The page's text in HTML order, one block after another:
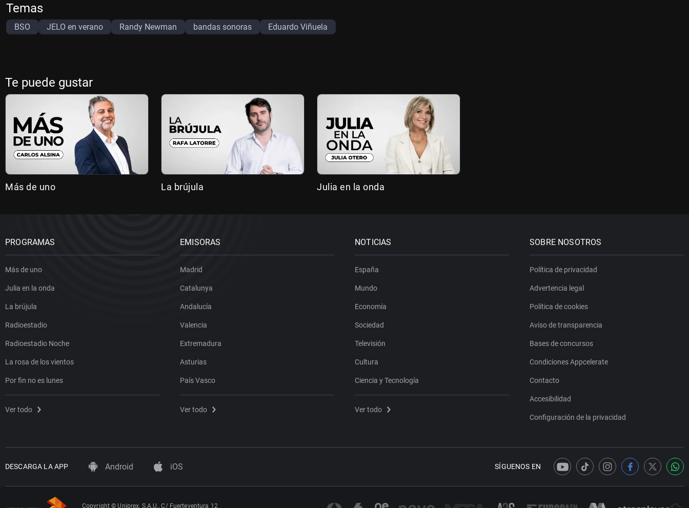
Temas
BSO JELO en verano Randy Newman bandas sonoras Eduardo Viñuela
Te puede gustar
Más de uno La brújula Julia en la onda
PROGRAMAS
Más de uno
Julia en la onda
La brújula
Radioestadio
Radioestadio Noche
La rosa de los vientos
Por fin no es lunes
Ver todo
EMISORAS
Madrid
Catalunya
Andalucía
Valencia
Extremadura
Asturias
País Vasco
Ver todo
NOTICIAS
España
Mundo
Economía
Sociedad
Televisión
Cultura
Ciencia y Tecnología
Ver todo
SOBRE NOSOTROS
Política de privacidad
Advertencia legal
Política de cookies
Aviso de transparencia
Bases de concursos
Condiciones Appcelerate
Contacto
Accesibilidad
Configuración de la privacidad
DESCARGA LA APP Android iOS SÍGUENOS EN
Copyright © Uniprex, S.A.U., C/ Fuerteventura 12